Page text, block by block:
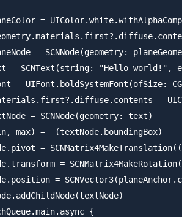
=
= SCNNode(geometry:
= SCNText(string: "Hello world!",
= UIFont.boldSystemFont(ofSize:
=
= SCNNode(geometry: text)
max) =  (textNode.boundingBox)
=
=
=
{